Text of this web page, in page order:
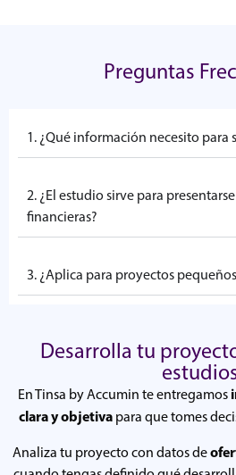
Preguntas
1. ¿Qué información necesito para
2. ¿El estudio sirve para
financieras?
3. ¿Aplica para proyectos
Desarrolla tu
En Tinsa by Accumin te entregamos
clara y objetivapara que tomes
Analiza tu proyecto con datos de